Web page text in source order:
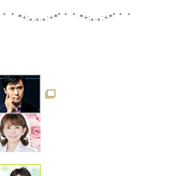
ﾟ *+:｡.｡.｡:+*ﾟ ゜ﾟ *+:｡.｡:+*ﾟ ゜ﾟ